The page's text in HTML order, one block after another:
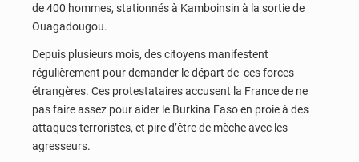
de 400 hommes, stationnés à Kamboinsin à la sortie de
Ouagadougou.
Depuis plusieurs mois, des citoyens manifestent
régulièrement pour demander le départ de ces forces
étrangères. Ces protestataires accusent la France de ne
pas faire assez pour aider le Burkina Faso en proie à des
attaques terroristes, et pire d’être de mèche avec les
agresseurs.